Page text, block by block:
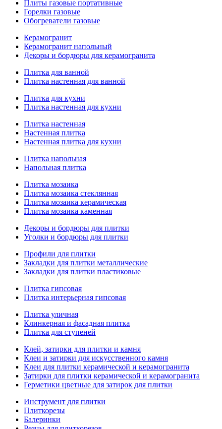
Плиты газовые портативные
Горелки газовые
Обогреватели газовые
Керамогранит
Керамогранит напольный
Декоры и бордюры для керамогранита
Плитка для ванной
Плитка настенная для ванной
Плитка для кухни
Плитка настенная для кухни
Плитка настенная
Настенная плитка
Настенная плитка для кухни
Плитка напольная
Напольная плитка
Плитка мозаика
Плитка мозаика стеклянная
Плитка мозаика керамическая
Плитка мозаика каменная
Декоры и бордюры для плитки
Уголки и бордюры для плитки
Профили для плитки
Закладки для плитки металлические
Закладки для плитки пластиковые
Плитка гипсовая
Плитка интерьерная гипсовая
Плитка уличная
Клинкерная и фасадная плитка
Плитка для ступеней
Клей, затирки для плитки и камня
Клеи и затирки для искусственного камня
Клеи для плитки керамической и керамогранита
Затирки для плитки керамической и керамогранита
Герметики цветные для затирок для плитки
Инструмент для плитки
Плиткорезы
Балеринки